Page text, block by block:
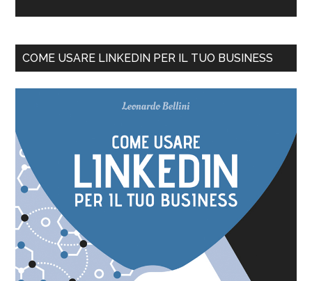
COME USARE LINKEDIN PER IL TUO BUSINESS